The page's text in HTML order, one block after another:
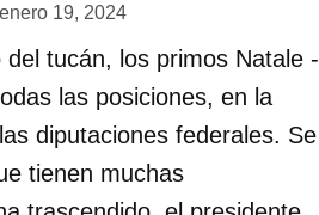
enero 19, 2024
tucán, los primos Natale -
las posiciones, en la
diputaciones federales. Se
tienen muchas